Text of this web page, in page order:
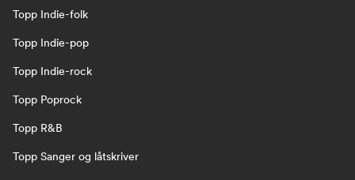
Topp Indie-folk
Topp Indie-pop
Topp Indie-rock
Topp Poprock
Topp R&B
Topp Sanger og låtskriver